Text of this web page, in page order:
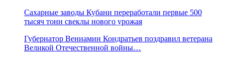
Сахарные заводы Кубани переработали первые 500
тысяч тонн свеклы нового урожая
Губернатор Вениамин Кондратьев поздравил ветерана
Великой Отечественной войны…